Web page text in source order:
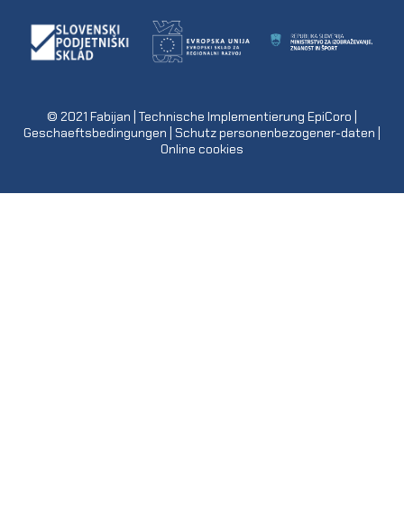
© 2021 Fabijan | Technische Implementierung EpiCoro
Geschaeftsbedingungen Schutz personenbezogener-daten
Online cookies